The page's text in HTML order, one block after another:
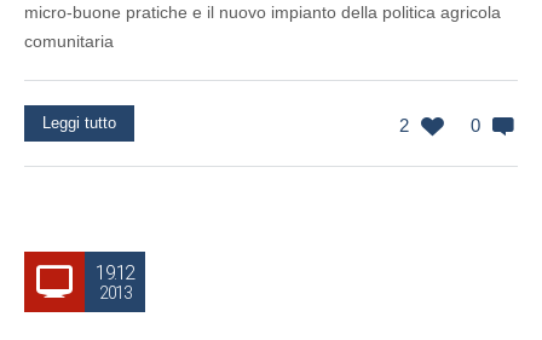
micro-buone pratiche e il nuovo impianto della politica agricola
comunitaria
2 0
Leggi tutto
19.12
2013